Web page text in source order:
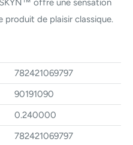
offre une sensation
produit de plaisir classique.
782421069797
90191090
0.240000
782421069797